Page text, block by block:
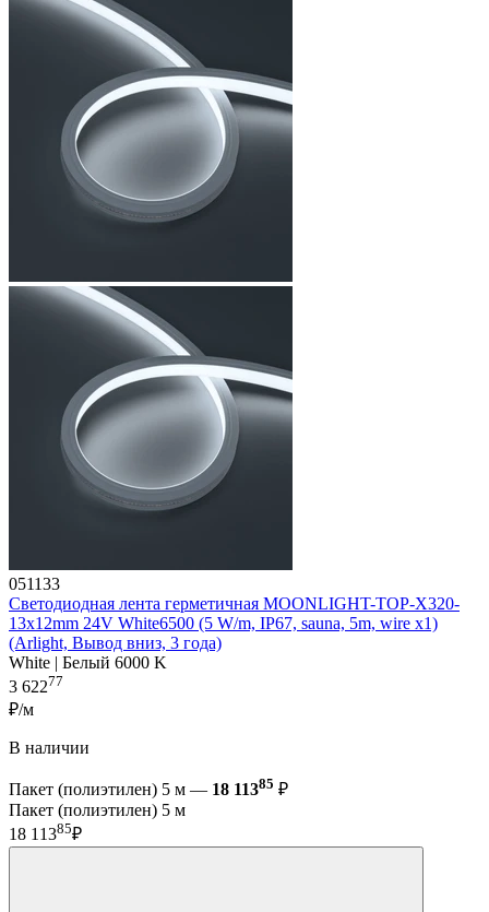
051133
Светодиодная лента герметичная MOONLIGHT-TOP-X320-
13x12mm 24V White6500 (5 W/m, IP67, sauna, 5m, wire x1)
(Arlight, Вывод вниз, 3 года)
White | Белый 6000 K
3 62277
₽/м
В наличии
Пакет (полиэтилен) 5 м — 18 11385 ₽
Пакет (полиэтилен) 5 м
18 11385₽